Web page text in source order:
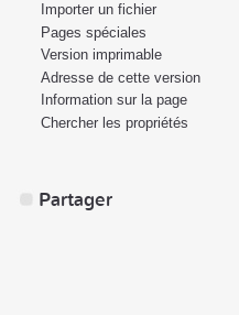
Importer un fichier
Pages spéciales
Version imprimable
Adresse de cette version
Information sur la page
Chercher les propriétés
Partager